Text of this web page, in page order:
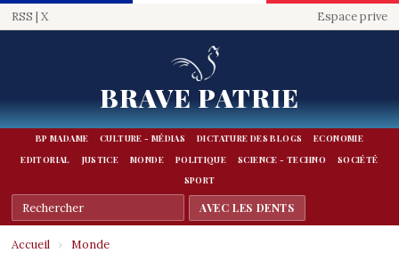
RSS | X Espace prive
BRAVE PATRIE
BP MADAME CULTURE - MÉDIAS DICTATURE DES BLOGS
ECONOMIE
EDITORIAL
JUSTICE MONDE POLITIQUE SCIENCE - TECHNO
SOCIÉTÉ
SPORT
Accueil › Monde